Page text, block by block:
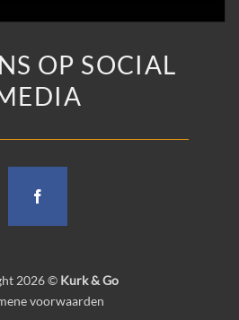
OP SOCIAL
2026 © Kurk & Go
voorwaarden